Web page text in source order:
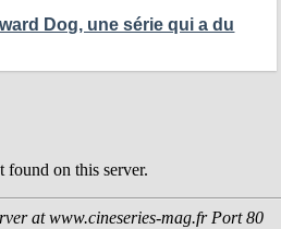
Dog, une série qui a du